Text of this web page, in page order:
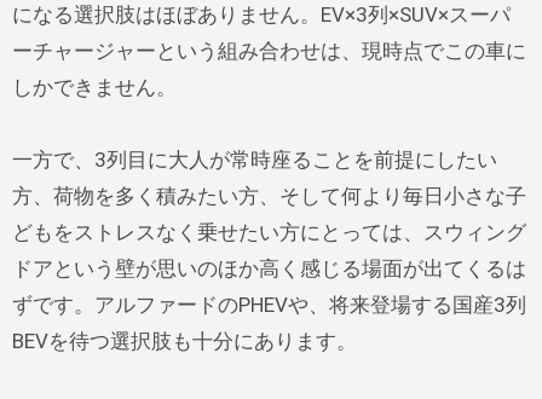
になる選択肢はほぼありません。EV×3列×SUV×スーパ
ーチャージャーという組み合わせは、現時点でこの車に
しかできません。
一方で、3列目に大人が常時座ることを前提にしたい
方、荷物を多く積みたい方、そして何より毎日小さな子
どもをストレスなく乗せたい方にとっては、スウィング
ドアという壁が思いのほか高く感じる場面が出てくるは
ずです。アルファードのPHEVや、将来登場する国産3列
BEVを待つ選択肢も十分にあります。